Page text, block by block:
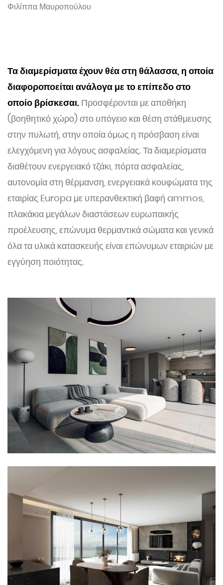
Φιλίππα Μαυροπούλου
Τα διαμερίσματα έχουν θέα στη θάλασσα, η οποία
διαφοροποείται ανάλογα με το επίπεδο στο
οποίο βρίσκεσαι. Προσφέρονται με αποθήκη
(βοηθητικό χώρο) στο υπόγειο και θέση στάθμευσης
στην πυλωτή, στην οποία όμως η πρόσβαση είναι
ελεγχόμενη για λόγους ασφαλείας. Τα διαμερίσματα
διαθέτουν ενεργειακό τζάκι, πόρτα ασφαλείας,
αυτονομία στη θέρμανση, ενεργειακά κουφώματα της
εταιρίας Europa με υπερανθεκτική βαφή ammos,
πλακάκια μεγάλων διαστάσεων ευρωπαικής
προέλευσης, επώνυμα θερμαντικά σώματα και γενικά
όλα τα υλικά κατασκευής είναι επώνυμων εταιριών με
εγγύηση ποιότητας.